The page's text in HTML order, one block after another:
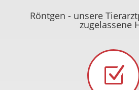
Röntgen - unsere
zugelassene
Z